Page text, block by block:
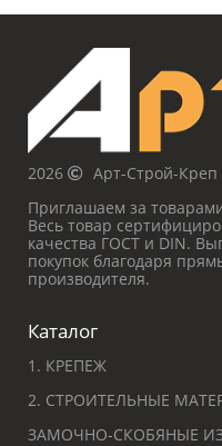
2026
Арт-Строй-Креп
Приглашаем за
Весь товар
качества ГОСТ и DIN.
покупок благодаря
производителя.
Каталог
1. КРЕПЕЖ
2. СТРОИТЕЛЬНЫЕ
ЗАМОЧНО-СКОБЯНЫЕ